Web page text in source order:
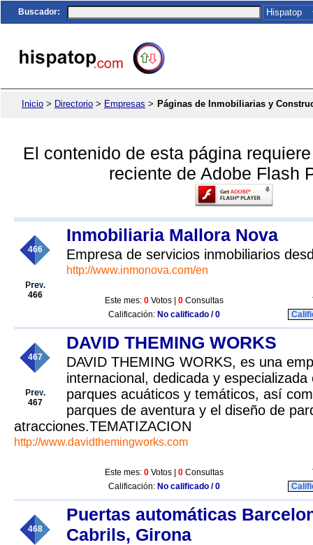
Buscador:
Inicio > Directorio > Empresas > Páginas de Inmobiliarias y
El contenido de esta página
reciente de Adobe Flash
466
466
Inmobiliaria Mallora Nova
Empresa de servicios inmobiliarios
http://www.inmonova.com/en
Este mes: 0 Votos | 0 Consultas
Calificación: No calificado / 0
467
467
DAVID THEMING WORKS
DAVID THEMING WORKS, es una
internacional, dedicada y especializada
parques acuáticos y temáticos, así
parques de aventura y el diseño de
atracciones.TEMATIZACION
http://www.davidthemingworks.com
Este mes: 0 Votos | 0 Consultas
Calificación: No calificado / 0
468
Puertas automáticas
Cabrils, Girona